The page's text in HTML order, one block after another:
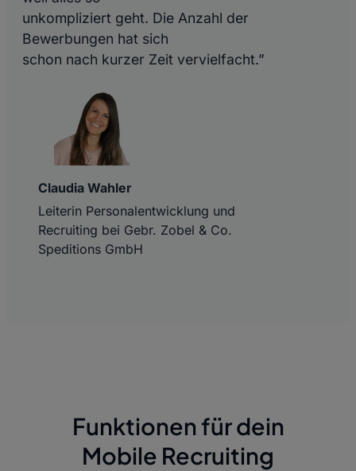
Claudia Wahler
Leiterin Personalentwicklung und
Recruiting bei Gebr. Zobel & Co.
Speditions GmbH
unkompliziert geht. Die Anzahl der
Bewerbungen hat sich
schon nach kurzer Zeit vervielfacht.”
Funktionen für dein
Mobile Recruiting